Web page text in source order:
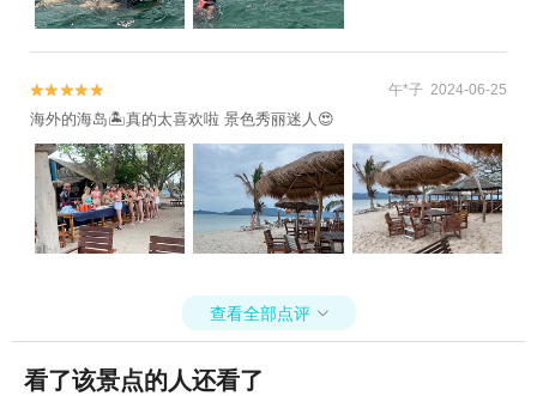

 午*子 2024-06-25
海外的海岛🏝️真的太喜欢啦 景色秀丽迷人😍
查看全部点评 
看了该景点的人还看了